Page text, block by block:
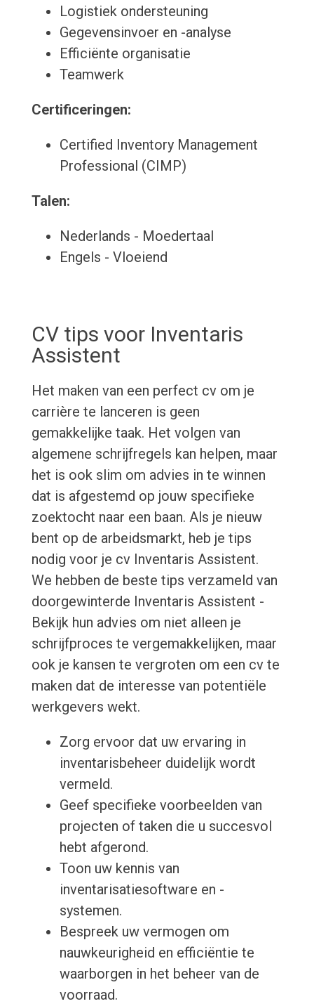
Logistiek ondersteuning
Gegevensinvoer en -analyse
Efficiënte organisatie
Teamwerk
Certificeringen:
Certified Inventory Management
Professional (CIMP)
Talen:
Nederlands - Moedertaal
Engels - Vloeiend
CV tips voor Inventaris
Assistent
Het maken van een perfect cv om je
carrière te lanceren is geen
gemakkelijke taak. Het volgen van
algemene schrijfregels kan helpen, maar
het is ook slim om advies in te winnen
dat is afgestemd op jouw specifieke
zoektocht naar een baan. Als je nieuw
bent op de arbeidsmarkt, heb je tips
nodig voor je cv Inventaris Assistent.
We hebben de beste tips verzameld van
doorgewinterde Inventaris Assistent -
Bekijk hun advies om niet alleen je
schrijfproces te vergemakkelijken, maar
ook je kansen te vergroten om een cv te
maken dat de interesse van potentiële
werkgevers wekt.
Zorg ervoor dat uw ervaring in
inventarisbeheer duidelijk wordt
vermeld.
Geef specifieke voorbeelden van
projecten of taken die u succesvol
hebt afgerond.
Toon uw kennis van
inventarisatiesoftware en -
systemen.
Bespreek uw vermogen om
nauwkeurigheid en efficiëntie te
waarborgen in het beheer van de
voorraad.